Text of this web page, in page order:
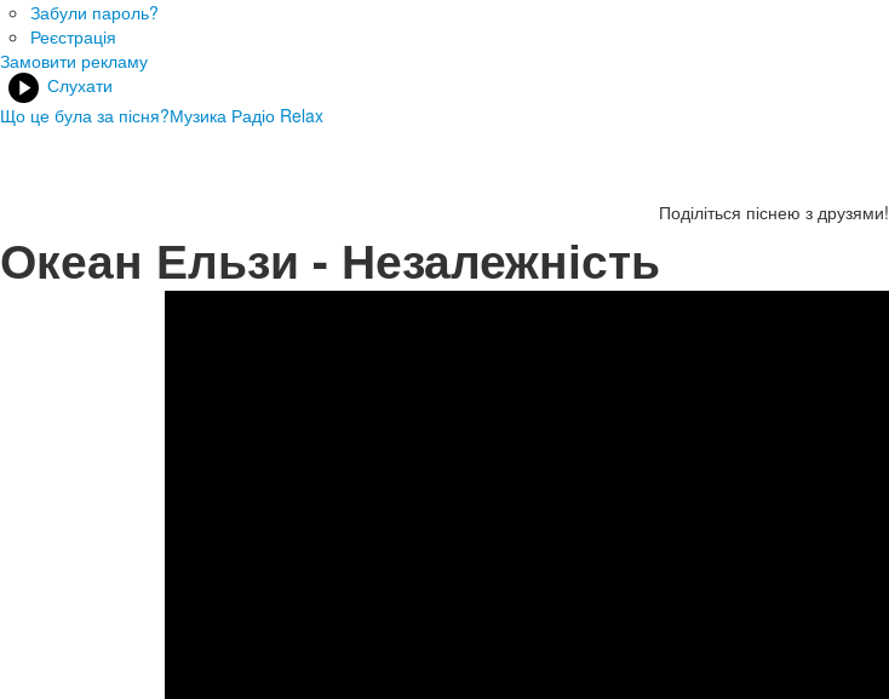
Забули пароль?
Реєстрація
Замовити рекламу
Слухати
Що це була за пісня?Музика Радіо Relax
Поділіться піснею з друзями!
Океан Ельзи - Незалежність